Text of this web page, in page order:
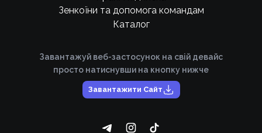
Зенкоїни та допомога командам
Каталог
Завантажуй веб-застосунок на свій девайс
просто натиснувши на кнопку нижче
Завантажити Сайт